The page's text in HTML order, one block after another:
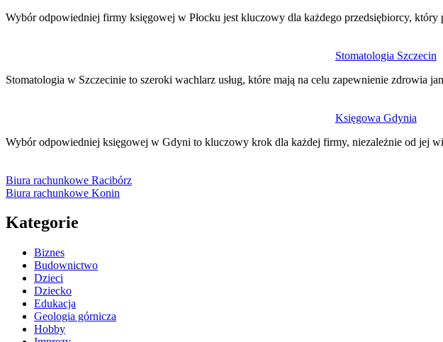
Wybór odpowiedniej firmy księgowej w Płocku jest kluczowy dla każdego przedsiębiorcy,
Stomatologia Szczecin
Stomatologia w Szczecinie to szeroki wachlarz usług, które mają na celu zapewnienie zdrowia
Księgowa Gdynia
Wybór odpowiedniej księgowej w Gdyni to kluczowy krok dla każdej firmy, niezależnie od jej
Biura rachunkowe Racibórz
Biura rachunkowe Konin
Kategorie
Biznes
Budownictwo
Dzieci
Dziecko
Edukacja
Geologia górnicza
Hobby